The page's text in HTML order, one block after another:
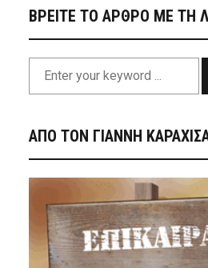
ΒΡΕΙΤΕ ΤΟ ΑΡΘΡΟ ΜΕ ΤΗ
ΑΠΟ ΤΟΝ ΓΙΑΝΝΗ